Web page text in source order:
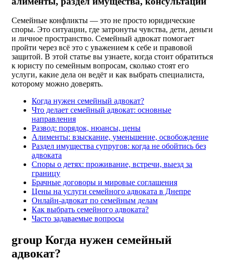
Семейные конфликты — это не просто юридические
споры. Это ситуации, где затронуты чувства, дети, деньги
и личное пространство. Семейный адвокат помогает
пройти через всё это с уважением к себе и правовой
защитой. В этой статье вы узнаете, когда стоит обратиться
к юристу по семейным вопросам, сколько стоят его
услуги, какие дела он ведёт и как выбрать специалиста,
которому можно доверять.
Когда нужен семейный адвокат?
Что делает семейный адвокат: основные
направления
Развод: порядок, нюансы, цены
Алименты: взыскание, уменьшение, освобождение
Раздел имущества супругов: когда не обойтись без
адвоката
Споры о детях: проживание, встречи, выезд за
границу
Брачные договоры и мировые соглашения
Цены на услуги семейного адвоката в Днепре
Онлайн-адвокат по семейным делам
Как выбрать семейного адвоката?
Часто задаваемые вопросы
group Когда нужен семейный
адвокат?